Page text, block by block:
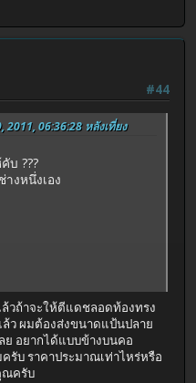
#44
2011, 06:36:28 หลังเที่ยง
บ ???
งหนึ่งเอง
วถ้าจะให้ตีแดชลอดท้องทรง
ว ผมต้องส่งขนาดแป้นปลาย
ย อยากได้แบบข้างบนคอ
รับ ราคาประมาณเท่าไหร่หรือ
ณครับ